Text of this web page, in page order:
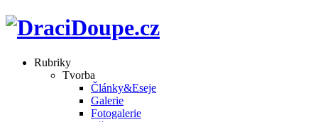
Rubriky
Tvorba
Články&Eseje
Galerie
Fotogalerie